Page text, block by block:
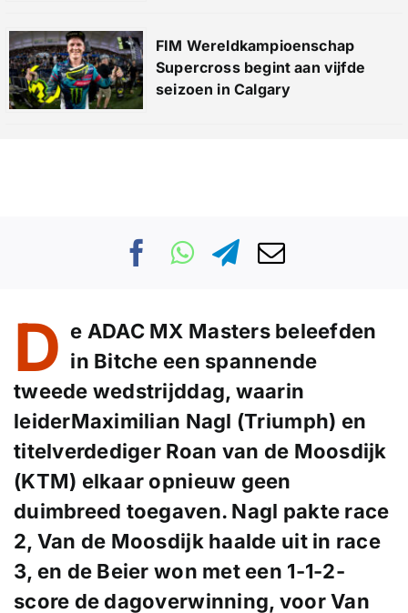
FIM Wereldkampioenschap
Supercross begint aan vijfde
seizoen in Calgary
D e ADAC MX Masters beleefden
in Bitche een spannende
tweede wedstrijddag, waarin
leiderMaximilian Nagl (Triumph) en
titelverdediger Roan van de Moosdijk
(KTM) elkaar opnieuw geen
duimbreed toegaven. Nagl pakte race
2, Van de Moosdijk haalde uit in race
3, en de Beier won met een 1-1-2-
score de dagoverwinning, voor Van